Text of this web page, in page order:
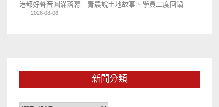
港都好聲音圓滿落幕 青農說土地故事、學員二度回鍋
2026-08-06
新聞分類